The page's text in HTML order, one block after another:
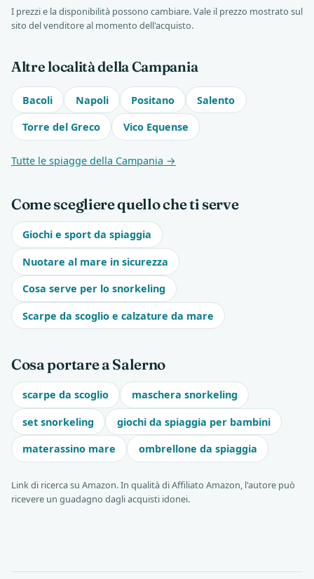
I prezzi e la disponibilità possono cambiare. Vale il prezzo mostrato sul
sito del venditore al momento dell'acquisto.
Altre località della Campania
Bacoli Napoli Positano Salento
Torre del Greco Vico Equense
Tutte le spiagge della Campania →
Come scegliere quello che ti serve
Giochi e sport da spiaggia
Nuotare al mare in sicurezza
Cosa serve per lo snorkeling
Scarpe da scoglio e calzature da mare
Cosa portare a Salerno
scarpe da scoglio maschera snorkeling
set snorkeling giochi da spiaggia per bambini
materassino mare ombrellone da spiaggia
Link di ricerca su Amazon. In qualità di Affiliato Amazon, l'autore può
ricevere un guadagno dagli acquisti idonei.